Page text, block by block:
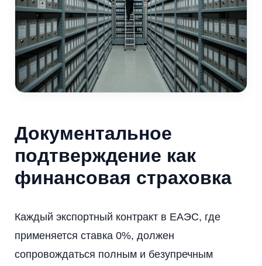
Документальное
подтверждение как
финансовая страховка
Каждый экспортный контракт в ЕАЭС, где
применяется ставка 0%, должен
сопровождаться полным и безупречным